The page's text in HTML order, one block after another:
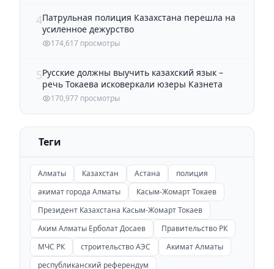
4Патрульная полиция Казахстана перешла на
усиленное дежурство
174,617 просмотры
5Русские должны выучить казахский язык –
речь Токаева исковеркали юзеры Казнета
170,977 просмотры
Теги
Алматы Казахстан Астана
полиция
акимат города Алматы
Касым-Жомарт Токаев
Президент Казахстана Касым-Жомарт Токаев
Аким Алматы Ерболат Досаев
Правительство РК
МЧС РК
строительство АЭС
Акимат Алматы
республиканский референдум